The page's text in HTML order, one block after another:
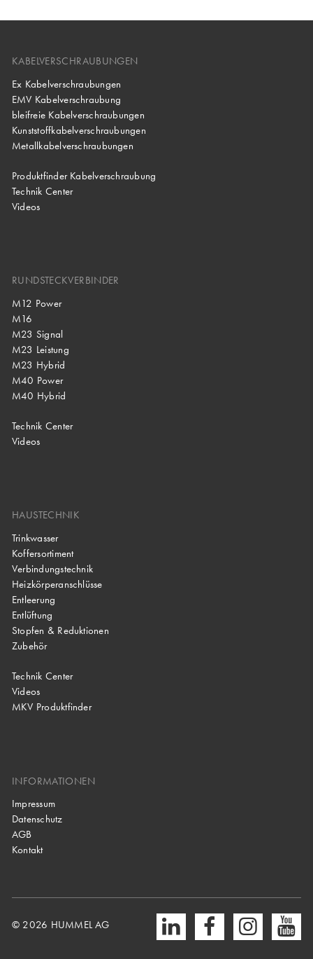
KABELVERSCHRAUBUNGEN
Ex Kabelverschraubungen
EMV Kabelverschraubung
bleifreie Kabelverschraubungen
Kunststoffkabelverschraubungen
Metallkabelverschraubungen
Produktfinder Kabelverschraubung
Technik Center
Videos
RUNDSTECKVERBINDER
M12 Power
M16
M23 Signal
M23 Leistung
M23 Hybrid
M40 Power
M40 Hybrid
Technik Center
Videos
HAUSTECHNIK
Trinkwasser
Koffersortiment
Verbindungstechnik
Heizkörperanschlüsse
Entleerung
Entlüftung
Stopfen & Reduktionen
Zubehör
Technik Center
Videos
MKV Produktfinder
INFORMATIONEN
Impressum
Datenschutz
AGB
Kontakt
© 2026 HUMMEL AG